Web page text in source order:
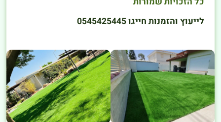
לייעוץ והזמנות חייגו 0545425445